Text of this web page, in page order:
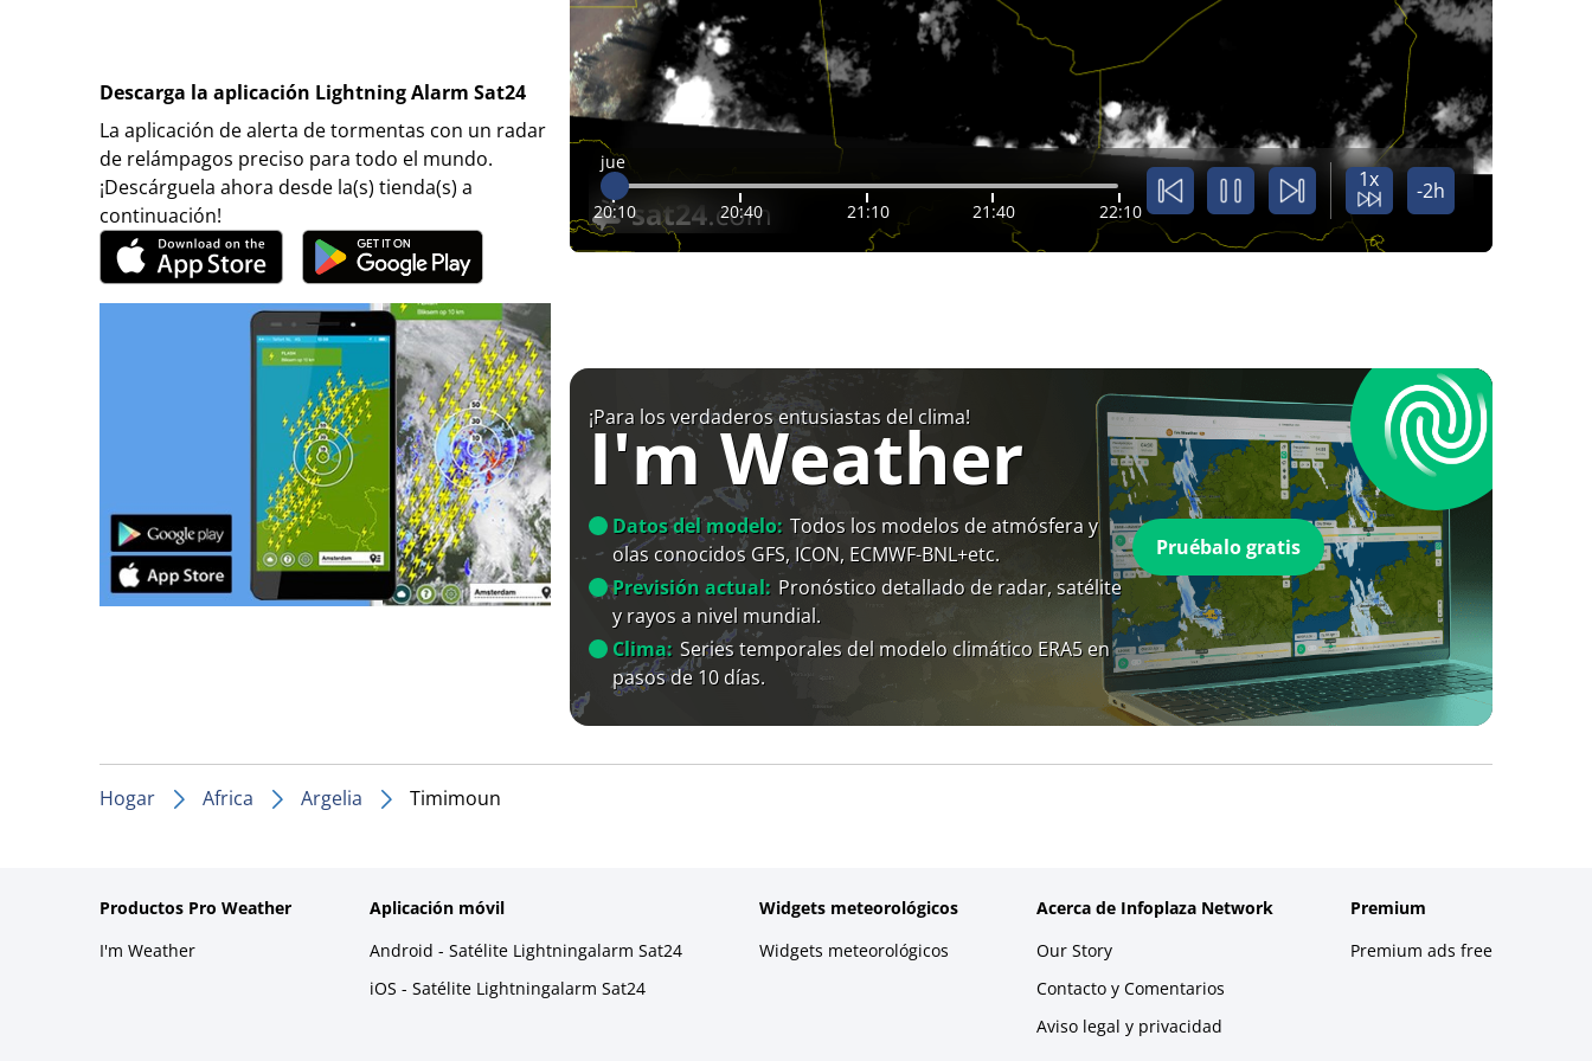
Descarga la aplicación Lightning Alarm Sat24
La aplicación de alerta de tormentas con un radar
de relámpagos preciso para todo el mundo.
¡Descárguela ahora desde la(s) tienda(s) a
continuación!
jue
20:10 20:40 21:10 21:40 22:10
1x -2h
¡Para los verdaderos entusiastas del clima!
I'm Weather
Datos del modelo: Todos los modelos de atmósfera y
olas conocidos GFS, ICON, ECMWF-BNL+etc.
Previsión actual: Pronóstico detallado de radar, satélite
y rayos a nivel mundial.
Clima: Series temporales del modelo climático ERA5 en
pasos de 10 días.
Pruébalo gratis
Hogar Africa Argelia Timimoun
Productos Pro Weather
I'm Weather
Aplicación móvil
Android - Satélite Lightningalarm Sat24
iOS - Satélite Lightningalarm Sat24
Widgets meteorológicos
Widgets meteorológicos
Acerca de Infoplaza Network
Our Story
Contacto y Comentarios
Aviso legal y privacidad
Premium
Premium ads free